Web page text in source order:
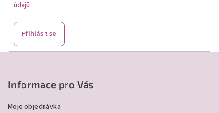
v
údajů
Přihlásit se
Informace pro Vás
Moje objednávka